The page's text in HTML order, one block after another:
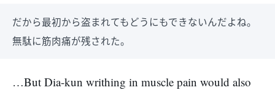
だから最初から盗まれてもどうにもできないんだよね。
無駄に筋肉痛が残された。
…But Dia-kun writhing in muscle pain would also